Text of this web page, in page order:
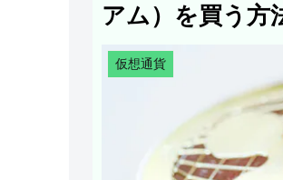
アム）を買う方
仮想通貨